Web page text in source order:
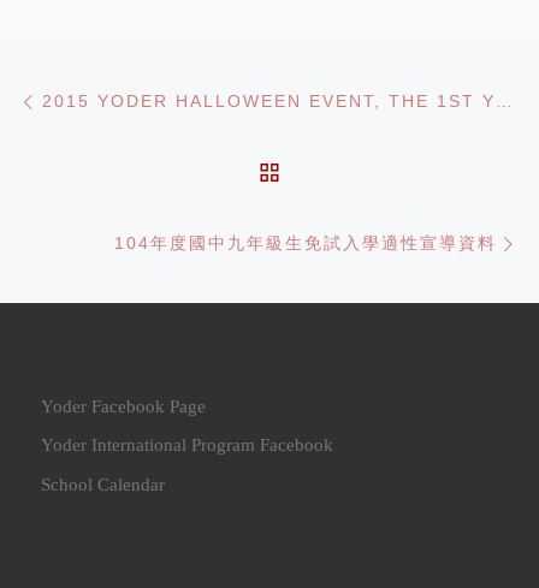
104年度國中九年級生免試入學適性宣導資料
Yoder Facebook Page
Yoder International Program Facebook
School Calendar